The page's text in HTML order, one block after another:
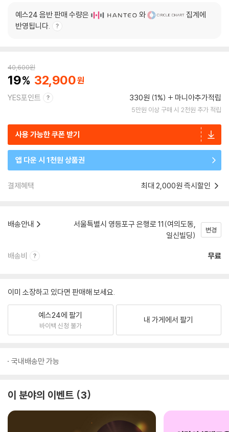
예스24 음반 판매 수량은 와
집계에
반영됩니다.
40,600원
19 32,900
YES포인트 330원 (1%) 마니아추가적립
5만원 이상 구매 시 2천원 추가 적립
사용 가능한 쿠폰 받기
앱 다운 시 1천원 상품권
결제혜택 최대 2,000원 즉시할인
배송안내
서울특별시 영등포구 은행로 11(여의도동,
일신빌딩)
변경
배송비 무료
이미 소장하고 있다면 판매해 보세요.
예스24에 팔기
바이백 신청 불가
내 가게에서 팔기
국내배송만 가능
이 분야의 이벤트 3